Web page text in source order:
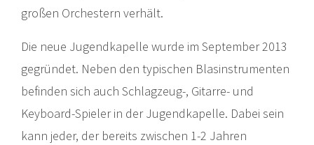
großen Orchestern verhält.
Die neue Jugendkapelle wurde im September 2013
gegründet. Neben den typischen Blasinstrumenten
befinden sich auch Schlagzeug-, Gitarre- und
Keyboard-Spieler in der Jugendkapelle. Dabei sein
kann jeder, der bereits zwischen 1-2 Jahren